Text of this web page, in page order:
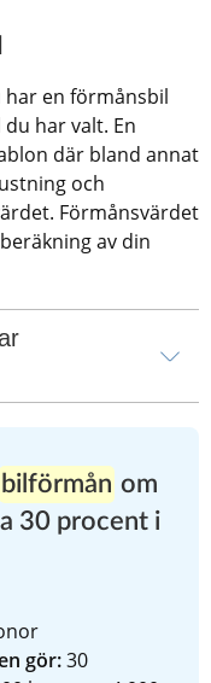
en förmånsbil
har valt. En
där bland annat
och
Förmånsvärdet
av din
bilförmån om
30 procent i
gör: 30